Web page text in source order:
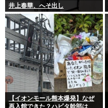
井上春華、へそ出し
【イオンモール熊本爆発】なぜ
再入館できた？ハビタ幹部は